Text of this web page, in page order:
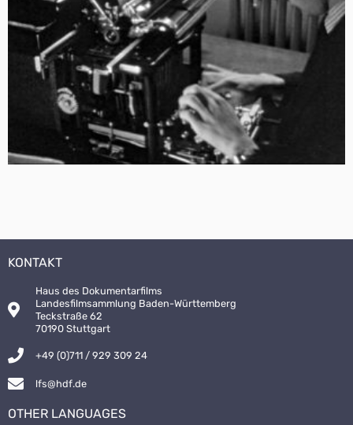
KONTAKT
Haus des Dokumentarfilms
Landesfilmsammlung Baden-Württemberg
Teckstraße 62
70190 Stuttgart
+49 (0)711 / 929 309 24
lfs@hdf.de
OTHER LANGUAGES